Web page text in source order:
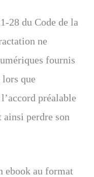
28 du Code de la
ne
fournis
que
préalable
perdre son
ebook au format